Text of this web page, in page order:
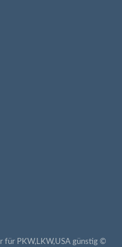
für PKW,LKW,USA günstig ©